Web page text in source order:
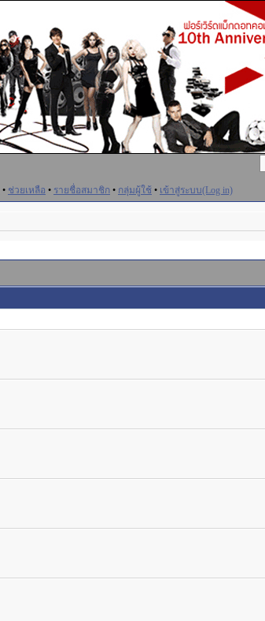
• ช่วยเหลือ • รายชื่อสมาชิก • กลุ่มผู้ใช้ • เข้าสู่ระบบ(Log in)